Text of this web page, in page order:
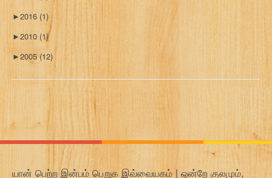
►2016 (1)
►2010 (1)
►2005(12)
யான் பெற்ற இன்பம் பெறுக இவ்வையகம் | ஒன்றே குலமும்,